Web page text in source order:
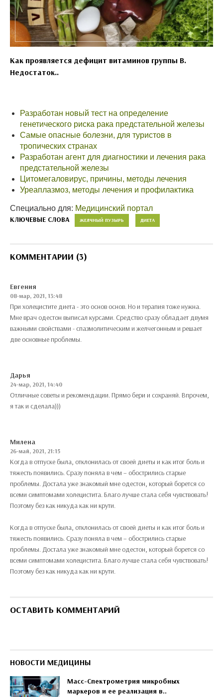
Как проявляется дефицит витаминов группы B.
Недостаток..
Разработан новый тест на определение
генетического риска рака предстательной железы
Самые опасные болезни, для туристов в
тропических странах
Разработан агент для диагностики и лечения рака
предстательной железы
Цитомегаловирус, причины, методы лечения
Уреаплазмоз, методы лечения и профилактика
Специально для: Медицинский портал
КЛЮЧЕВЫЕ СЛОВА ЖЕЛЧНЫЙ ПУЗЫРЬ ДИЕТА
КОММЕНТАРИИ (3)
Евгения
08-мар, 2021, 13:48
При холецистите диета - это основ основ. Но и терапия тоже нужна.
Мне врач одестон выписал курсами. Средство сразу обладает двумя
важными свойствами - спазмолитическим и желчегонным и решает
две основные проблемы.
Дарья
24-мар, 2021, 14:40
Отличные советы и рекомендации. Прямо бери и сохраняй. Впрочем,
я так и сделала)))
Милена
26-май, 2021, 21:15
Когда в отпуске была, отклонилась от своей диеты и как итог боль и
тяжесть появились. Сразу поняла в чем – обострились старые
проблемы. Достала уже знакомый мне одестон, который борется со
всеми симптомами холецистита. Благо лучше стала себя чувствовать!
Поэтому без как никуда как ни крути.
Когда в отпуске была, отклонилась от своей диеты и как итог боль и
тяжесть появились. Сразу поняла в чем – обострились старые
проблемы. Достала уже знакомый мне одестон, который борется со
всеми симптомами холецистита. Благо лучше стала себя чувствовать!
Поэтому без как никуда как ни крути.
ОСТАВИТЬ КОММЕНТАРИЙ
НОВОСТИ МЕДИЦИНЫ
Масс-Спектрометрия микробных
маркеров и ее реализация в..